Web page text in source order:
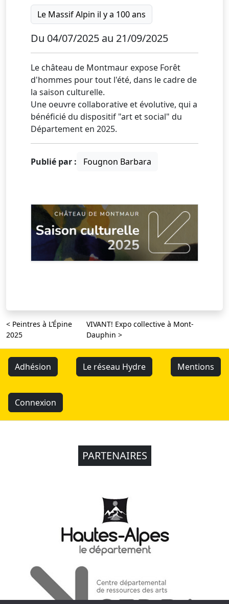
Le Massif Alpin il y a 100 ans
Du 04/07/2025 au 21/09/2025
Le château de Montmaur expose Forêt
d'hommes pour tout l'été, dans le cadre de
la saison culturelle.
Une oeuvre collaborative et évolutive, qui a
bénéficié du dispositif "art et social" du
Département en 2025.
Publié par : Fougnon Barbara
< Peintres à L’Épine
2025
VIVANT! Expo collective à Mont-
Dauphin >
Adhésion Le réseau Hydre Mentions
Connexion
PARTENAIRES